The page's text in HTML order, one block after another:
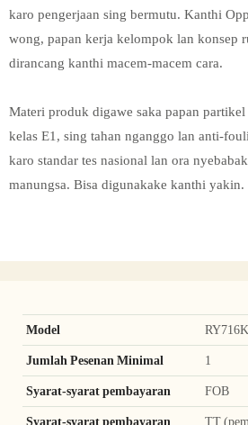
karo pengerjaan sing bermutu. Kanthi
wong, papan kerja kelompok lan konsep
dirancang kanthi macem-macem cara.
Materi produk digawe saka papan
kelas E1, sing tahan nganggo lan anti-
karo standar tes nasional lan ora
manungsa. Bisa digunakake kanthi yakin.
Model RY716K
Jumlah Pesenan Minimal 1
Syarat-syarat pembayaran FOB
Syarat-syarat pembayaran
TT